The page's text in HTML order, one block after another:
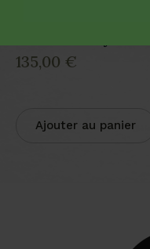
135,00 €
Ajouter au panier